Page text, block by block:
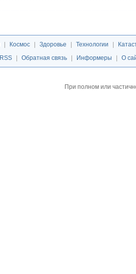
Космос Здоровье Технологии
RSS
Обратная связь Информеры О
При полном или